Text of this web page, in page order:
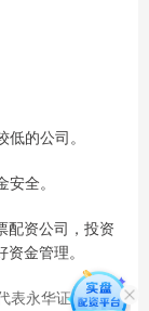
的公司。
全。
配资公司，投资
金管理。
表永华证券观点